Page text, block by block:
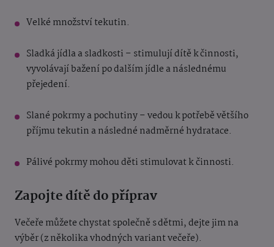
Velké množství tekutin.
Sladká jídla a sladkosti – stimulují dítě k činnosti,
vyvolávají bažení po dalším jídle a následnému
přejedení.
Slané pokrmy a pochutiny – vedou k potřebě většího
příjmu tekutin a následné nadměrné hydratace.
Pálivé pokrmy mohou děti stimulovat k činnosti.
Zapojte dítě do příprav
Večeře můžete chystat společně s dětmi, dejte jim na
výběr (z několika vhodných variant večeře).